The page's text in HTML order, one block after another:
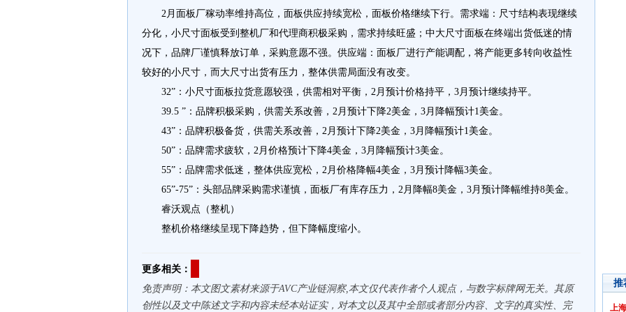
2月面板厂稼动率维持高位，面板供应持续宽松，面板价格继续下行。需求端：尺寸结构表现继续
分化，小尺寸面板受到整机厂和代理商积极采购，需求持续旺盛；中大尺寸面板在终端出货低迷的情
况下，品牌厂谨慎释放订单，采购意愿不强。供应端：面板厂进行产能调配，将产能更多转向收益性
较好的小尺寸，而大尺寸出货有压力，整体供需局面没有改变。
32”：小尺寸面板拉货意愿较强，供需相对平衡，2月预计价格持平，3月预计继续持平。
39.5 ”：品牌积极采购，供需关系改善，2月预计下降2美金，3月降幅预计1美金。
43”：品牌积极备货，供需关系改善，2月预计下降2美金，3月降幅预计1美金。
50”：品牌需求疲软，2月价格预计下降4美金，3月降幅预计3美金。
55”：品牌需求低迷，整体供应宽松，2月价格降幅4美金，3月预计降幅3美金。
65”-75”：头部品牌采购需求谨慎，面板厂有库存压力，2月降幅8美金，3月预计降幅维持8美金。
睿沃观点（整机）
整机价格继续呈现下降趋势，但下降幅度缩小。
更多相关：
免责声明：本文图文素材来源于AVC产业链洞察,本文仅代表作者个人观点，与数字标牌网无关。其原
创性以及文中陈述文字和内容未经本站证实，对本文以及其中全部或者部分内容、文字的真实性、完
推
上